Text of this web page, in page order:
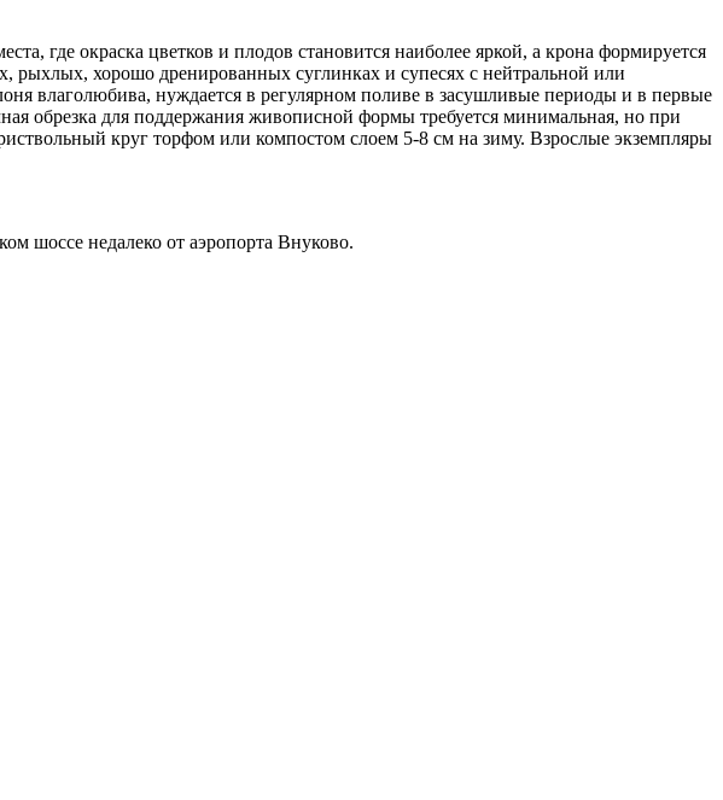
где окраска цветков и плодов становится наиболее яркой, а крона формируется
рыхлых, хорошо дренированных суглинках и супесях с нейтральной или
влаголюбива, нуждается в регулярном поливе в засушливые периоды и в первые
обрезка для поддержания живописной формы требуется минимальная, но при
круг торфом или компостом слоем 5-8 см на зиму. Взрослые экземпляры
шоссе недалеко от аэропорта Внуково.